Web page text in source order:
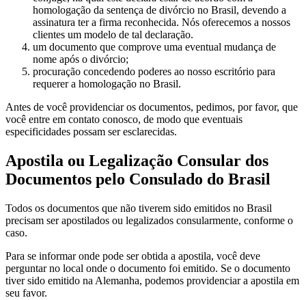
homologação da sentença de divórcio no Brasil, devendo a
assinatura ter a firma reconhecida. Nós oferecemos a nossos
clientes um modelo de tal declaração.
um documento que comprove uma eventual mudança de
nome após o divórcio;
procuração concedendo poderes ao nosso escritório para
requerer a homologação no Brasil.
Antes de você providenciar os documentos, pedimos, por favor, que
você entre em contato conosco, de modo que eventuais
especificidades possam ser esclarecidas.
Apostila ou Legalização Consular dos
Documentos pelo Consulado do Brasil
Todos os documentos que não tiverem sido emitidos no Brasil
precisam ser apostilados ou legalizados consularmente, conforme o
caso.
Para se informar onde pode ser obtida a apostila, você deve
perguntar no local onde o documento foi emitido. Se o documento
tiver sido emitido na Alemanha, podemos providenciar a apostila em
seu favor.